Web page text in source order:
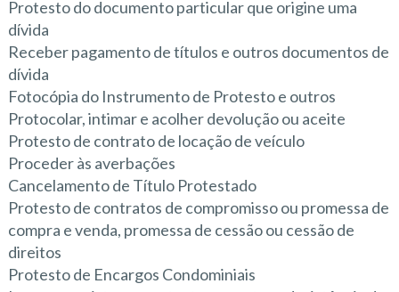
Protesto do documento particular que origine uma
dívida
Receber pagamento de títulos e outros documentos de
dívida
Fotocópia do Instrumento de Protesto e outros
Protocolar, intimar e acolher devolução ou aceite
Protesto de contrato de locação de veículo
Proceder às averbações
Cancelamento de Título Protestado
Protesto de contratos de compromisso ou promessa de
compra e venda, promessa de cessão ou cessão de
direitos
Protesto de Encargos Condominiais